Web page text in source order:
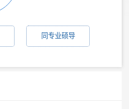
同专业硕导